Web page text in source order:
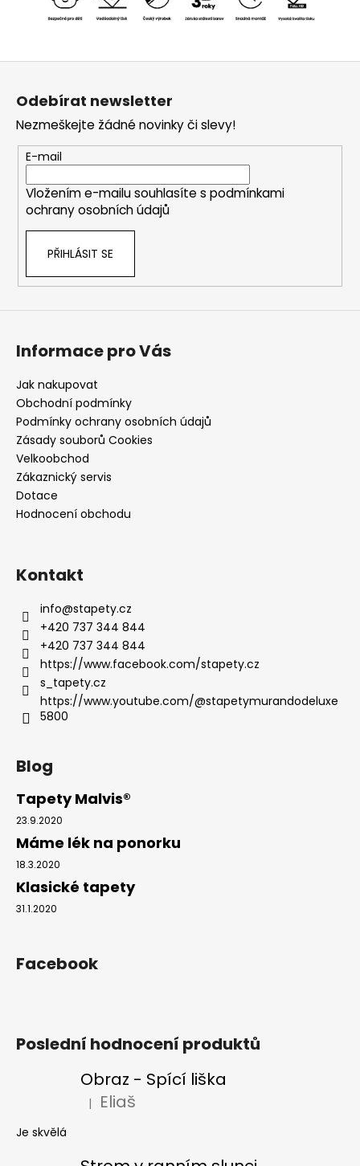
Z
Odebírat newsletter
Nezmeškejte žádné novinky či slevy!
E-mail
Vložením e-mailu souhlasíte s podmínkami
ochrany osobních údajů
PŘIHLÁSIT SE
Informace pro Vás
Jak nakupovat
Obchodní podmínky
Podmínky ochrany osobních údajů
Zásady souborů Cookies
Velkoobchod
Zákaznický servis
Dotace
Hodnocení obchodu
Kontakt
info@stapety.cz
+420 737 344 844
+420 737 344 844
https://www.facebook.com/stapety.cz
s_tapety.cz
https://www.youtube.com/@stapetymurandodeluxe
5800
Blog
Tapety Malvis®
23.9.2020
Máme lék na ponorku
18.3.2020
Klasické tapety
31.1.2020
Facebook
Poslední hodnocení produktů
Obraz - Spící liška
Hodnocení produktu je 5 z 5 hvězdiček.
| Eliaš
Je skvělá